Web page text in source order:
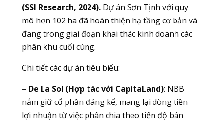
(SSI Research, 2024).Dự án Sơn Tịnh với quy
mô hơn 102 ha đã hoàn thiện hạ tầng cơ bản và
đang trong giai đoạn khai thác kinh doanh các
phân khu cuối cùng.
Chi tiết các dự án tiêu biểu:
– De La Sol (Hợp tác với CapitaLand): NBB
nắm giữ cổ phần đáng kể, mang lại dòng tiền
lợi nhuận từ việc phân chia theo tiến độ bán